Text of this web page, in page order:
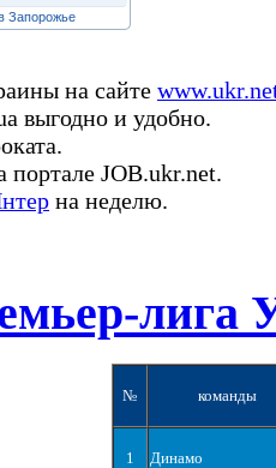
Запорожье
на сайте
выгодно и удобно.
портале JOB.ukr.net.
на неделю.
лига
№ команды
1 Динамо